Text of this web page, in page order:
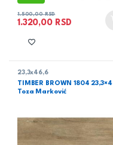
1.320,00 RSD
1.500,00RSD
23,3x46,6
TIMBER BROWN 1804
Toza Marković